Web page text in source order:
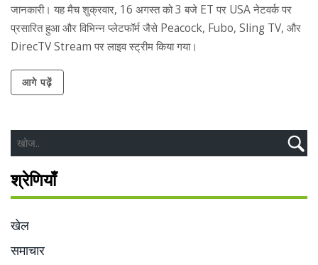
जानकारी। यह मैच शुक्रवार, 16 अगस्त को 3 बजे ET पर USA नेटवर्क पर
प्रसारित हुआ और विभिन्न प्लेटफॉर्म जैसे Peacock, Fubo, Sling TV, और
DirecTV Stream पर लाइव स्ट्रीम किया गया।
आगे पढ़ें
श्रेणियाँ
खेल
समाचार